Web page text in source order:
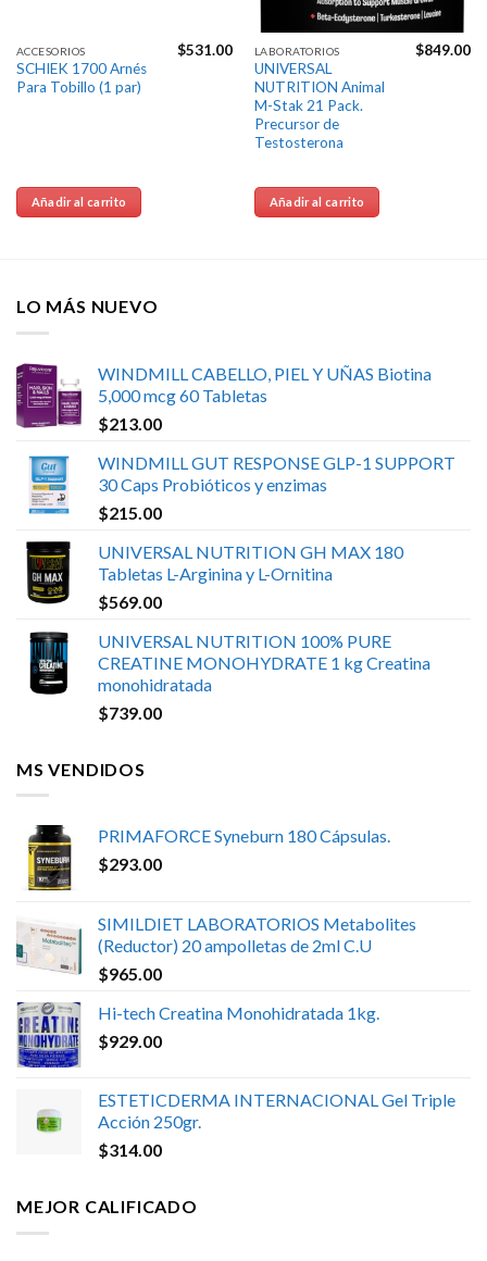
ACCESORIOS
SCHIEK 1700 Arnés
Para Tobillo (1 par)
$531.00
Añadir al carrito
LABORATORIOS
UNIVERSAL
NUTRITION Animal
M-Stak 21 Pack.
Precursor de
Testosterona
$849.00
Añadir al carrito
LO MÁS NUEVO
WINDMILL CABELLO, PIEL Y UÑAS Biotina
5,000 mcg 60 Tabletas
$213.00
WINDMILL GUT RESPONSE GLP-1 SUPPORT
30 Caps Probióticos y enzimas
$215.00
UNIVERSAL NUTRITION GH MAX 180
Tabletas L-Arginina y L-Ornitina
$569.00
UNIVERSAL NUTRITION 100% PURE
CREATINE MONOHYDRATE 1 kg Creatina
monohidratada
$739.00
MS VENDIDOS
PRIMAFORCE Syneburn 180 Cápsulas.
$293.00
SIMILDIET LABORATORIOS Metabolites
(Reductor) 20 ampolletas de 2ml C.U
$965.00
Hi-tech Creatina Monohidratada 1kg.
$929.00
ESTETICDERMA INTERNACIONAL Gel Triple
Acción 250gr.
$314.00
MEJOR CALIFICADO